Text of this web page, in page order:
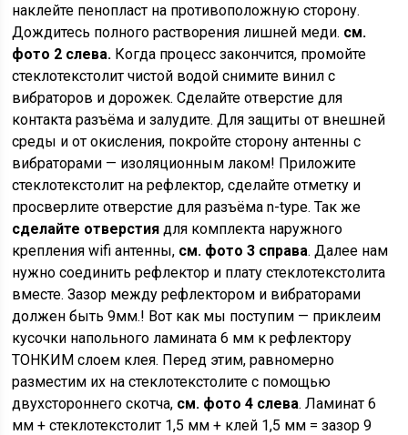
наклейте пенопласт на противоположную сторону.
Дождитесь полного растворения лишней меди. см.
фото 2 слева. Когда процесс закончится, промойте
стеклотекстолит чистой водой снимите винил с
вибраторов и дорожек. Сделайте отверстие для
контакта разъёма и залудите. Для защиты от внешней
среды и от окисления, покройте сторону антенны с
вибраторами — изоляционным лаком! Приложите
стеклотекстолит на рефлектор, сделайте отметку и
просверлите отверстие для разъёма n-type. Так же
сделайте отверстия для комплекта наружного
крепления wifi антенны, см. фото 3 справа. Далее нам
нужно соединить рефлектор и плату стеклотекстолита
вместе. Зазор между рефлектором и вибраторами
должен быть 9мм.! Вот как мы поступим — приклеим
кусочки напольного ламината 6 мм к рефлектору
ТОНКИМ слоем клея. Перед этим, равномерно
разместим их на стеклотекстолите с помощью
двухстороннего скотча, см. фото 4 слева. Ламинат 6
мм + стеклотекстолит 1,5 мм + клей 1,5 мм = зазор 9